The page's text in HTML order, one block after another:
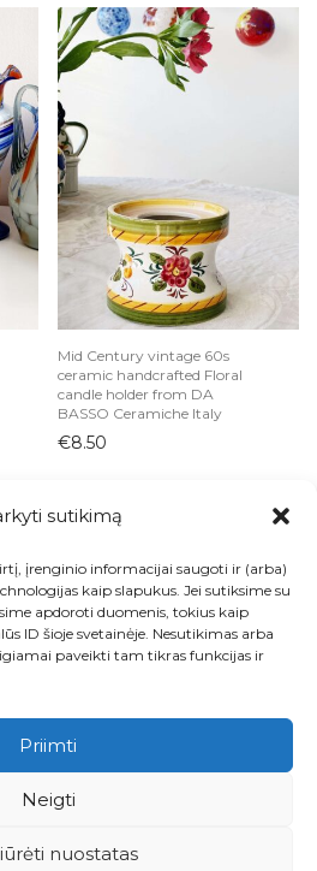
sutikimą
įrenginio informacijai saugoti ir (arba)
kaip slapukus. Jei sutiksime su
apdoroti duomenis, tokius kaip
ID šioje svetainėje. Nesutikimas arba
paveikti tam tikras funkcijas ir
Priimti
Neigti
nuostatas
Mid Century vintage 60s
ceramic handcrafted Floral
candle holder from DA
BASSO Ceramiche Italy
€8.50